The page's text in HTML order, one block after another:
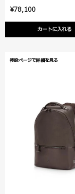
¥78,100
カートに入れる
特設ページで詳細を見る